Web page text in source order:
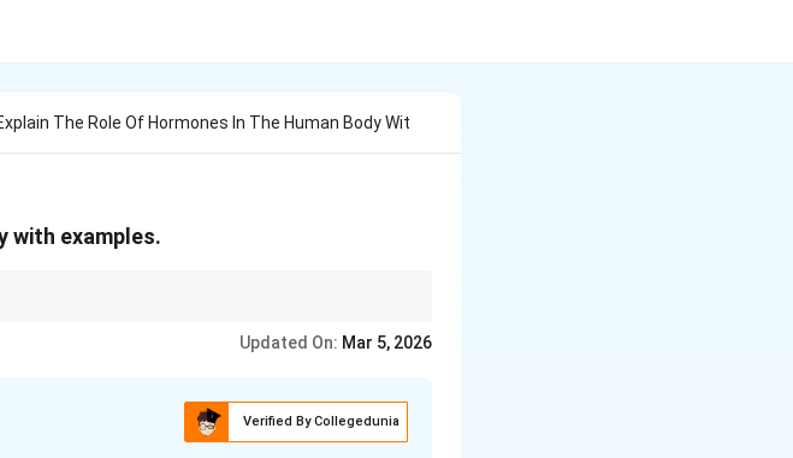
The Role Of Hormones In The Human Body Wit
with examples.
Updated On: Mar 5, 2026
Verified By Collegedunia